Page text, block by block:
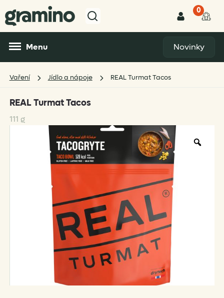
0
Menu Novinky
Vaření Jídlo a nápoje REAL Turmat Tacos
REAL Turmat Tacos
111 g